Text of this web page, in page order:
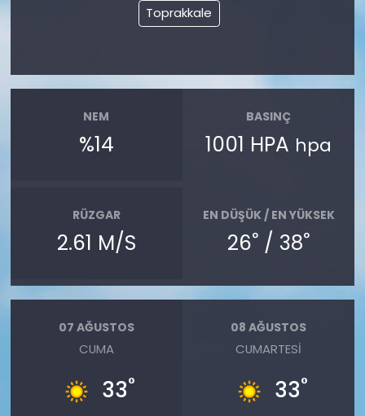
Toprakkale
NEM
%14
BASINÇ
1001 HPA hpa
RÜZGAR
2.61 M/S
EN DÜŞÜK / EN YÜKSEK
26° / 38°
07 AĞUSTOS
CUMA
33°
08 AĞUSTOS
CUMARTESI
33°